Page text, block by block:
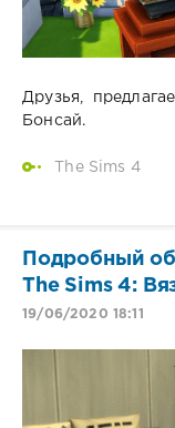
Друзья,
Бонсай.
The Sims 4
Подробный
The Sims 4:
19/06/2020 18:11